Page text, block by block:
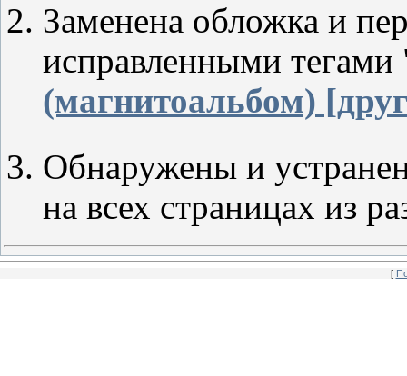
Заменена обложка и
исправленными тегами
(магнитоальбом)
Обнаружены и
на всех страницах из
[